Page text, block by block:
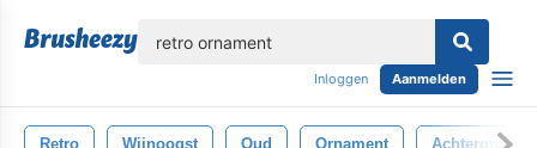
Inloggen Aanmelden
Retro Wijnoogst Oud Ornament Achtergrond